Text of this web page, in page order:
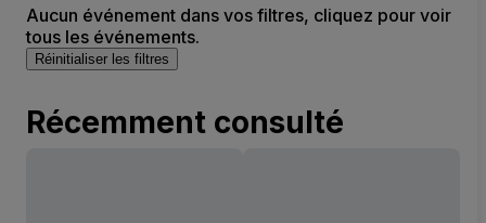
Aucun événement dans vos filtres, cliquez pour voir
tous les événements.
Réinitialiser les filtres
Récemment consulté